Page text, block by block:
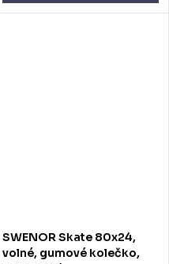
SWENOR Skate 80x24,
volné, gumové kolečko,